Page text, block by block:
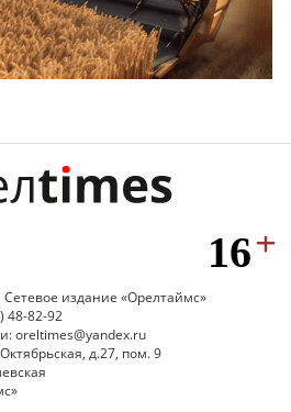
Сетевое издание «Орелтаймс»
48-82-92
oreltimes@yandex.ru
д.27, пом. 9